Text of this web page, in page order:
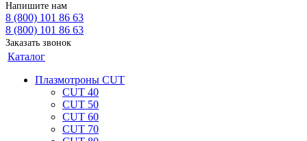
Напишите нам
8 (800) 101 86 63
8 (800) 101 86 63
Заказать звонок
Каталог
Плазмотроны CUT
CUT 40
CUT 50
CUT 60
CUT 70